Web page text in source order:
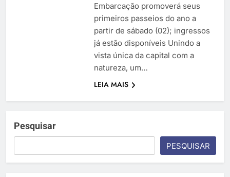
Embarcação promoverá seus
primeiros passeios do ano a
partir de sábado (02); ingressos
já estão disponíveis Unindo a
vista única da capital com a
natureza, um…
LEIA MAIS
Pesquisar
PESQUISAR